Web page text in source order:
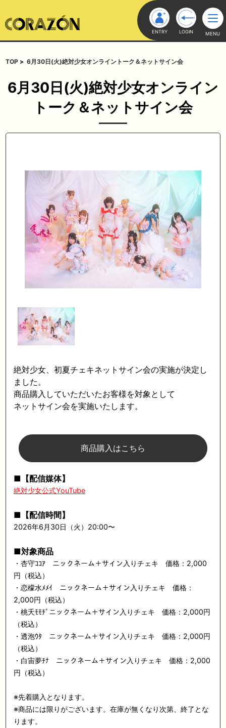
ENTRY LOGIN MENU
TOP 6月30日(火)絶対少女オンライントーク＆ネットサイン会
6月30日(火)絶対少女オンライン
トーク＆ネットサイン会
絶対少女、初夏チェキネットサイン会の実施が決定し
ました。
商品購入していただいたお客様を対象として
ネットサイン会を実施いたします。
商品購入はこちら
■ 【配信媒体】
絶対少女公式YouTube
■ 【配信時間】
2026年6月30日（火）20:00〜
■対象商品
・杏守ｺｺｱ ニックネーム＋サイン入りチェキ 価格：2,000
円（税込）
・恋檬水ﾒﾒｲ ニックネーム＋サイン入りチェキ 価格：
2,000円（税込）
・桃夭ﾓﾓﾁﾞニックネーム＋サイン入りチェキ 価格：2,000円
（税込）
・透泡ｳﾀ ニックネーム＋サイン入りチェキ 価格：2,000円
（税込）
・白宙夢ﾁﾅ ニックネーム＋サイン入りチェキ 価格：2,000
円（税込）
※先着購入となります。
※商品には限りがございます。在庫が無くなり次第、終了とな
ります。